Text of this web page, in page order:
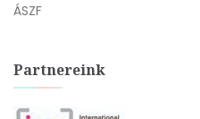
ÁSZF
Partnereink